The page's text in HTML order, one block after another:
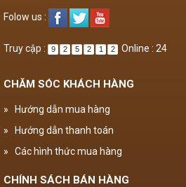
Folow us :
Truy cập : 9 2 5 2 1 2 Online : 24
CHĂM SÓC KHÁCH HÀNG
»
Hướng dẫn mua hàng
»
Hướng dẫn thanh toán
»
Các hình thức mua hàng
CHÍNH SÁCH BÁN HÀNG